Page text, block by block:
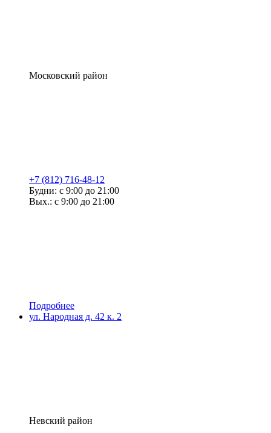
Московский район
+7 (812) 716-48-12
Будни: с 9:00 до 21:00
Вых.: с 9:00 до 21:00
Подробнее
ул. Народная д. 42 к. 2
Невский район